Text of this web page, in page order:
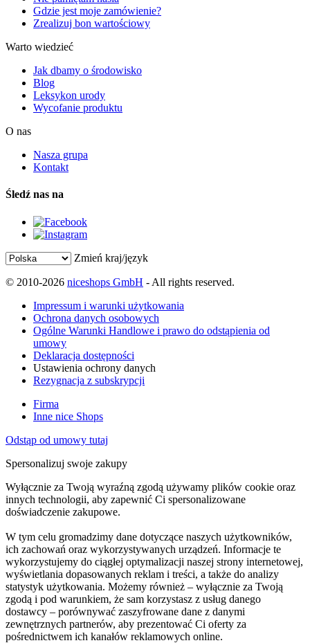
Gdzie jest moje zamówienie?
Zrealizuj bon wartościowy
Warto wiedzieć
Jak dbamy o środowisko
Blog
Leksykon urody
Wycofanie produktu
O nas
Nasza grupa
Kontakt
Śledź nas na
Zmień kraj/język
© 2010-2026 niceshops GmbH - All rights reserved.
Impressum i warunki użytkowania
Ochrona danych osobowych
Ogólne Warunki Handlowe i prawo do odstąpienia od
umowy
Deklaracja dostępności
Ustawienia ochrony danych
Rezygnacja z subskrypcji
Firma
Inne nice Shops
Odstąp od umowy tutaj
Spersonalizuj swoje zakupy
Wyłącznie za Twoją wyraźną zgodą używamy plików cookie oraz
innych technologii, aby zapewnić Ci spersonalizowane
doświadczenie zakupowe.
W tym celu gromadzimy dane dotyczące naszych użytkowników,
ich zachowań oraz wykorzystywanych urządzeń. Informacje te
wykorzystujemy do ciągłej optymalizacji naszej strony internetowej,
wyświetlania dopasowanych reklam i treści, a także do analizy
statystyk użytkowania. Możemy również – wyłącznie za Twoją
zgodą i pod warunkiem, że sam korzystasz z usług danego
dostawcy – porównywać zaszyfrowane dane z danymi
zewnętrznych partnerów, aby prezentować Ci oferty za
pośrednictwem ich kanałów reklamowych online.